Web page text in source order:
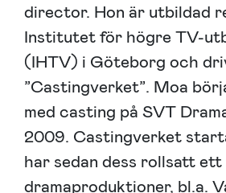
director. Hon är utbildad
Institutet för högre TV-
(IHTV) i Göteborg och
”Castingverket”. Moa
med casting på SVT
2009. Castingverket
har sedan dess rollsatt
dramaproduktioner, bl.a.